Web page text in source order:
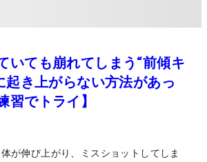
いても崩れてしまう“前傾キ
起き上がらない方法があっ
習でトライ】
が伸び上がり、ミスショットしてしま